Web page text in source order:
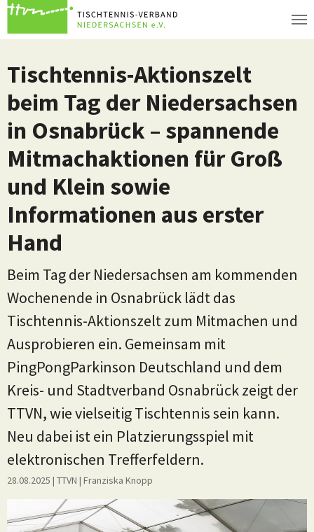
Zum Hauptinhalt springen
Tischtennis-Aktionszelt
beim Tag der Niedersachsen
in Osnabrück – spannende
Mitmachaktionen für Groß
und Klein sowie
Informationen aus erster
Hand
Beim Tag der Niedersachsen am kommenden
Wochenende in Osnabrück lädt das
Tischtennis-Aktionszelt zum Mitmachen und
Ausprobieren ein. Gemeinsam mit
PingPongParkinson Deutschland und dem
Kreis- und Stadtverband Osnabrück zeigt der
TTVN, wie vielseitig Tischtennis sein kann.
Neu dabei ist ein Platzierungsspiel mit
elektronischen Trefferfeldern.
28.08.2025 | TTVN | Franziska Knopp